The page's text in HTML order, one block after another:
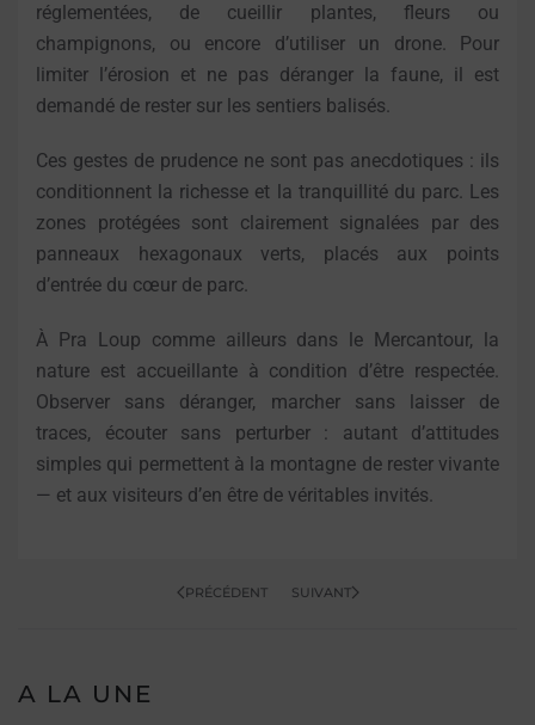
réglementées, de cueillir plantes, fleurs ou
champignons, ou encore d’utiliser un drone. Pour
limiter l’érosion et ne pas déranger la faune, il est
demandé de rester sur les sentiers balisés.
Ces gestes de prudence ne sont pas anecdotiques : ils
conditionnent la richesse et la tranquillité du parc. Les
zones protégées sont clairement signalées par des
panneaux hexagonaux verts, placés aux points
d’entrée du cœur de parc.
À Pra Loup comme ailleurs dans le Mercantour, la
nature est accueillante à condition d’être respectée.
Observer sans déranger, marcher sans laisser de
traces, écouter sans perturber : autant d’attitudes
simples qui permettent à la montagne de rester vivante
— et aux visiteurs d’en être de véritables invités.
PRÉCÉDENT SUIVANT
A LA UNE